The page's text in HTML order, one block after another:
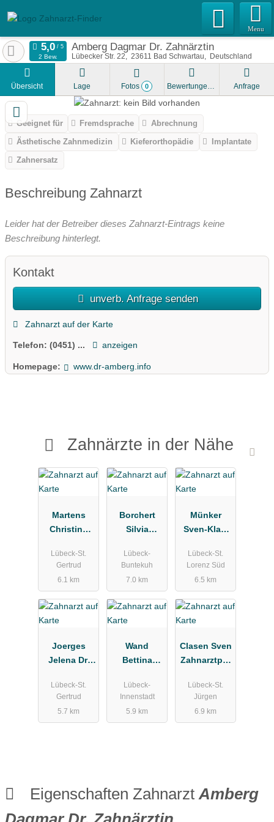
Menu
Amberg Dagmar Dr. Zahnärztin
Lübecker Str. 22 23611 Bad Schwartau Deutschland
2 Bew.
Übersicht Lage Fotos 0 Bewertungen Anfrage
Geeignet für Fremdsprache
Abrechnung
Ästhetische Zahnmedizin
Kieferorthopädie
Implantate
Zahnersatz
Beschreibung Zahnarzt
Leider hat der Betreiber dieses Zahnarzt-Eintrags keine
Beschreibung hinterlegt.
Kontakt
unverb. Anfrage senden
Zahnarzt auf der Karte
Telefon: (0451) ... anzeigen
Homepage: www.dr-amberg.info
Zahnärzte in der Nähe
Martens
Christina
Lübeck-St.
Gertrud
6.1 km
Borchert
Silvia
xis
Lübeck-
Buntekuh
7.0 km
Münker
Sven-Klas,
Lübeck-St.
Lorenz Süd
6.5 km
Joerges
Jelena Dr.
Lübeck-St.
Gertrud
5.7 km
Wand
Bettina
xis
Lübeck-
Innenstadt
5.9 km
Clasen Sven
Zahnarztpra
Lübeck-St.
Jürgen
6.9 km
Eigenschaften Zahnarzt Amberg